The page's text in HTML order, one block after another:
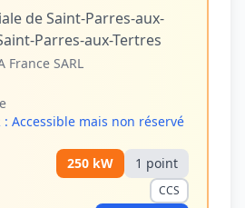
de Saint-Parres-aux-
Parres-aux-Tertres
France SARL
: Accessible mais non réservé
250 kW 1 point
CCS